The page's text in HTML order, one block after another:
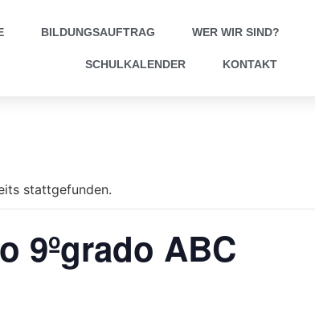
BILDUNGSAUFTRAG WER WIR SIND?
SCHULKALENDER KONTAKT
stattgefunden.
9ºgrado ABC